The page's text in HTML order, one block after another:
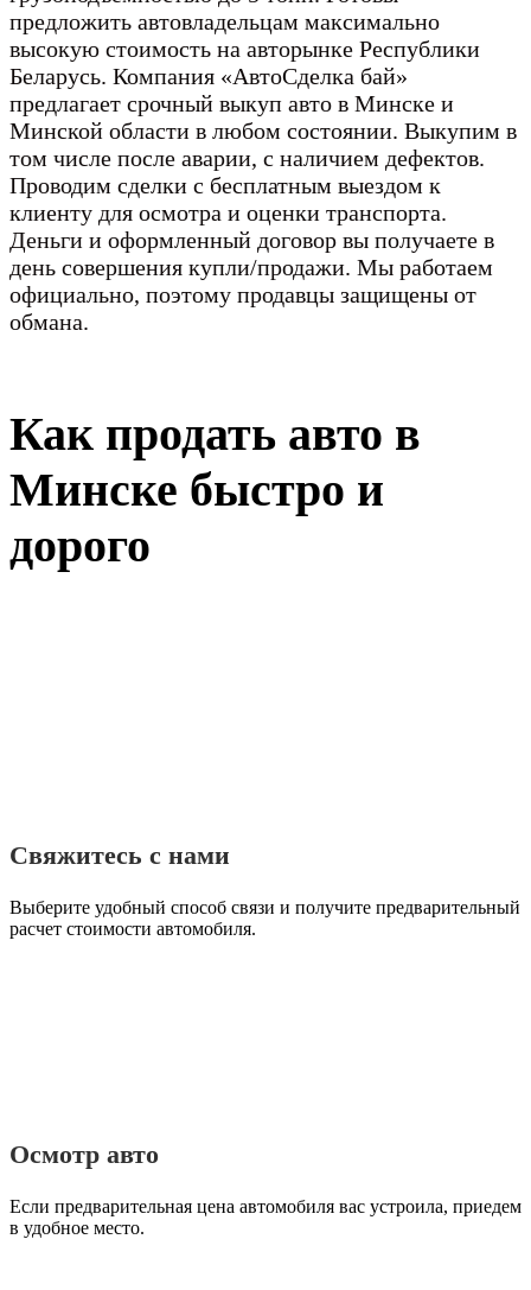
предложить автовладельцам максимально
высокую стоимость на авторынке Республики
Беларусь. Компания «АвтоСделка бай»
предлагает срочный выкуп авто в Минске и
Минской области в любом состоянии. Выкупим в
том числе после аварии, с наличием дефектов.
Проводим сделки с бесплатным выездом к
клиенту для осмотра и оценки транспорта.
Деньги и оформленный договор вы получаете в
день совершения купли/продажи. Мы работаем
официально, поэтому продавцы защищены от
обмана.
Как продать авто в
Минске быстро и
дорого
Свяжитесь с нами
Выберите удобный способ связи и получите предварительный
расчет стоимости автомобиля.
Осмотр авто
Если предварительная цена автомобиля вас устроила, приедем
в удобное место.